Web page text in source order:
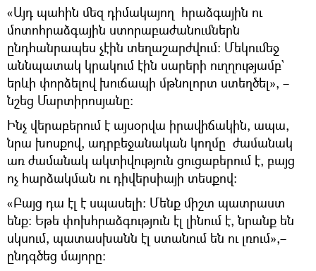
«Այդ պահին մեզ դիմակայող հրաձգային ու
մոտոհրաձգային ստորաբաժանումներն
ընդհանրապես չէին տեղաշարժվում։ Մեկումեջ
աննպատակ կրակում էին սարերի ուղղությամբ`
երևի փորձելով խուճապի մթնոլորտ ստեղծել», –
նշեց Մարտիրոսյանը։
Ինչ վերաբերում է այսօրվա իրավիճակին, ապա,
նրա խոսքով, ադրբեջանական կողմը ժամանակ
առ ժամանակ ակտիվություն ցուցաբերում է, բայց
ոչ հարձակման ու դիվերսիայի տեսքով։
«Բայց դա էլ է սպասելի։ Մենք միշտ պատրաստ
ենք։ Եթե փոխհրաձգություն էլ լինում է, նրանք են
սկսում, պատասխանն էլ ստանում են ու լռում»,–
ընդգծեց մայորը։